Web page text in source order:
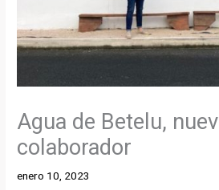
Agua de Betelu,
colaborador
enero 10, 2023